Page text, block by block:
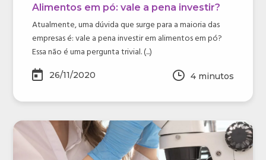
Alimentos em pó: vale a pena investir?
Atualmente, uma dúvida que surge para a maioria das
empresas é: vale a pena investir em alimentos em pó?
Essa não é uma pergunta trivial. (...)
26/11/2020 4 minutos